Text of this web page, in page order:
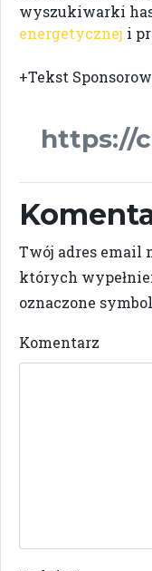
wyszukiwarki
energetycznej i
+Tekst
https://
Twój adres email
których
oznaczone
Komentarz